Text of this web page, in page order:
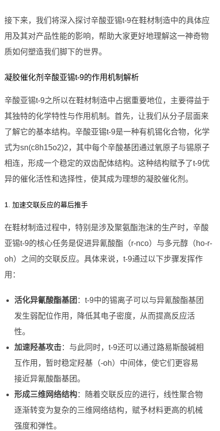
接下来，我们将深入探讨辛酸亚锡t-9在鞋材制造中的具体应
用及其对产品性能的影响，帮助大家更好地理解这一神奇物
质如何塑造我们脚下的世界。
凝胶催化剂辛酸亚锡t-9的作用机制解析
辛酸亚锡t-9之所以在鞋材制造中占据重要地位，主要得益于
其独特的化学特性与作用机制。首先，让我们从分子层面来
了解它的基本结构。辛酸亚锡t-9是一种有机锡化合物，化学
式为sn(c8h15o2)2，其中每个辛酸基团通过氧原子与锡原子
相连，形成一个稳定的双齿配体结构。这种结构赋予了t-9优
异的催化活性和选择性，使其成为理想的凝胶催化剂。
1. 加速交联反应的幕后推手
在鞋材制造过程中，特别是涉及聚氨酯泡沫的生产时，辛酸
亚锡t-9的核心任务是促进异氰酸酯（r-nco）与多元醇（ho-r-
oh）之间的交联反应。具体来说，t-9通过以下步骤发挥作
用：
活化异氰酸酯基团 ：t-9中的锡离子可以与异氰酸酯基团
发生弱配位作用，降低其电子密度，从而提高反应活
性。
加速羟基攻击：与此同时，t-9还可以通过路易斯酸碱相
互作用，暂时稳定羟基（-oh）中间体，使它们更容易
接近异氰酸酯基团。
形成三维网络结构：随着交联反应的进行，线性聚合物
逐渐转变为复杂的三维网络结构，赋予材料更高的机械
强度和弹性。